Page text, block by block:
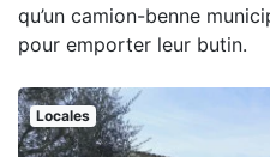
qu’un camion-benne
pour emporter leur butin.
Locales